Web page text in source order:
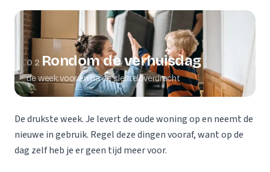
02 Rondom de verhuisdag
de week voor en na de sleuteloverdracht
De drukste week. Je levert de oude woning op en neemt de
nieuwe in gebruik. Regel deze dingen vooraf, want op de
dag zelf heb je er geen tijd meer voor.